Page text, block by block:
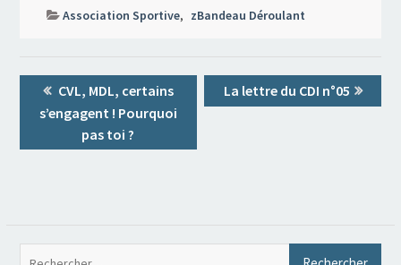
Association Sportive, zBandeau Déroulant
Navigation
l’article
Previous
post:
CVL, MDL, certains
s’engagent ! Pourquoi
pas toi ?
Next
post:
La lettre du CDI n°05